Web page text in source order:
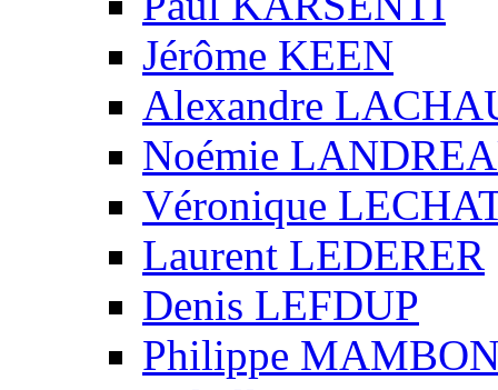
Jérôme KEEN
Alexandre
Noémie
Véronique
Laurent LEDERER
Denis LEFDUP
Philippe